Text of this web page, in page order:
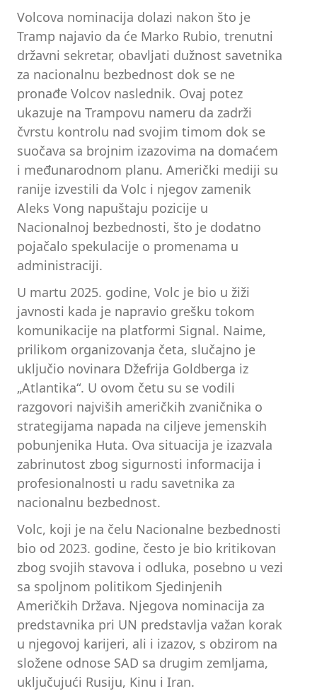
Volcova nominacija dolazi nakon što je
Tramp najavio da će Marko Rubio, trenutni
državni sekretar, obavljati dužnost savetnika
za nacionalnu bezbednost dok se ne
pronađe Volcov naslednik. Ovaj potez
ukazuje na Trampovu nameru da zadrži
čvrstu kontrolu nad svojim timom dok se
suočava sa brojnim izazovima na domaćem
i međunarodnom planu. Američki mediji su
ranije izvestili da Volc i njegov zamenik
Aleks Vong napuštaju pozicije u
Nacionalnoj bezbednosti, što je dodatno
pojačalo spekulacije o promenama u
administraciji.
U martu 2025. godine, Volc je bio u žiži
javnosti kada je napravio grešku tokom
komunikacije na platformi Signal. Naime,
prilikom organizovanja četa, slučajno je
uključio novinara Džefrija Goldberga iz
„Atlantika“. U ovom četu su se vodili
razgovori najviših američkih zvaničnika o
strategijama napada na ciljeve jemenskih
pobunjenika Huta. Ova situacija je izazvala
zabrinutost zbog sigurnosti informacija i
profesionalnosti u radu savetnika za
nacionalnu bezbednost.
Volc, koji je na čelu Nacionalne bezbednosti
bio od 2023. godine, često je bio kritikovan
zbog svojih stavova i odluka, posebno u vezi
sa spoljnom politikom Sjedinjenih
Američkih Država. Njegova nominacija za
predstavnika pri UN predstavlja važan korak
u njegovoj karijeri, ali i izazov, s obzirom na
složene odnose SAD sa drugim zemljama,
uključujući Rusiju, Kinu i Iran.